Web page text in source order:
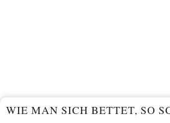
WIE MAN SICH BETTET, SO